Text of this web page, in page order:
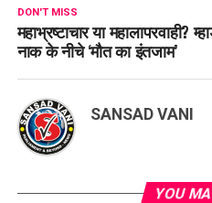
DON'T MISS
महाभ्रष्टाचार या महालापरवाही?
नाक के नीचे ‘मौत का इंतजाम’
SANSAD VANI
YOU